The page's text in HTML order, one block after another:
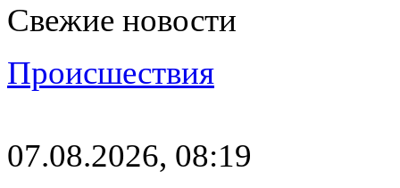
Свежие новости
Происшествия
07.08.2026, 08:19